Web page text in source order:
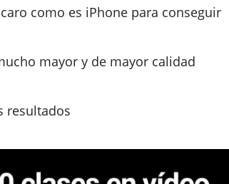
como es iPhone para conseguir
mayor y de mayor calidad
resultados